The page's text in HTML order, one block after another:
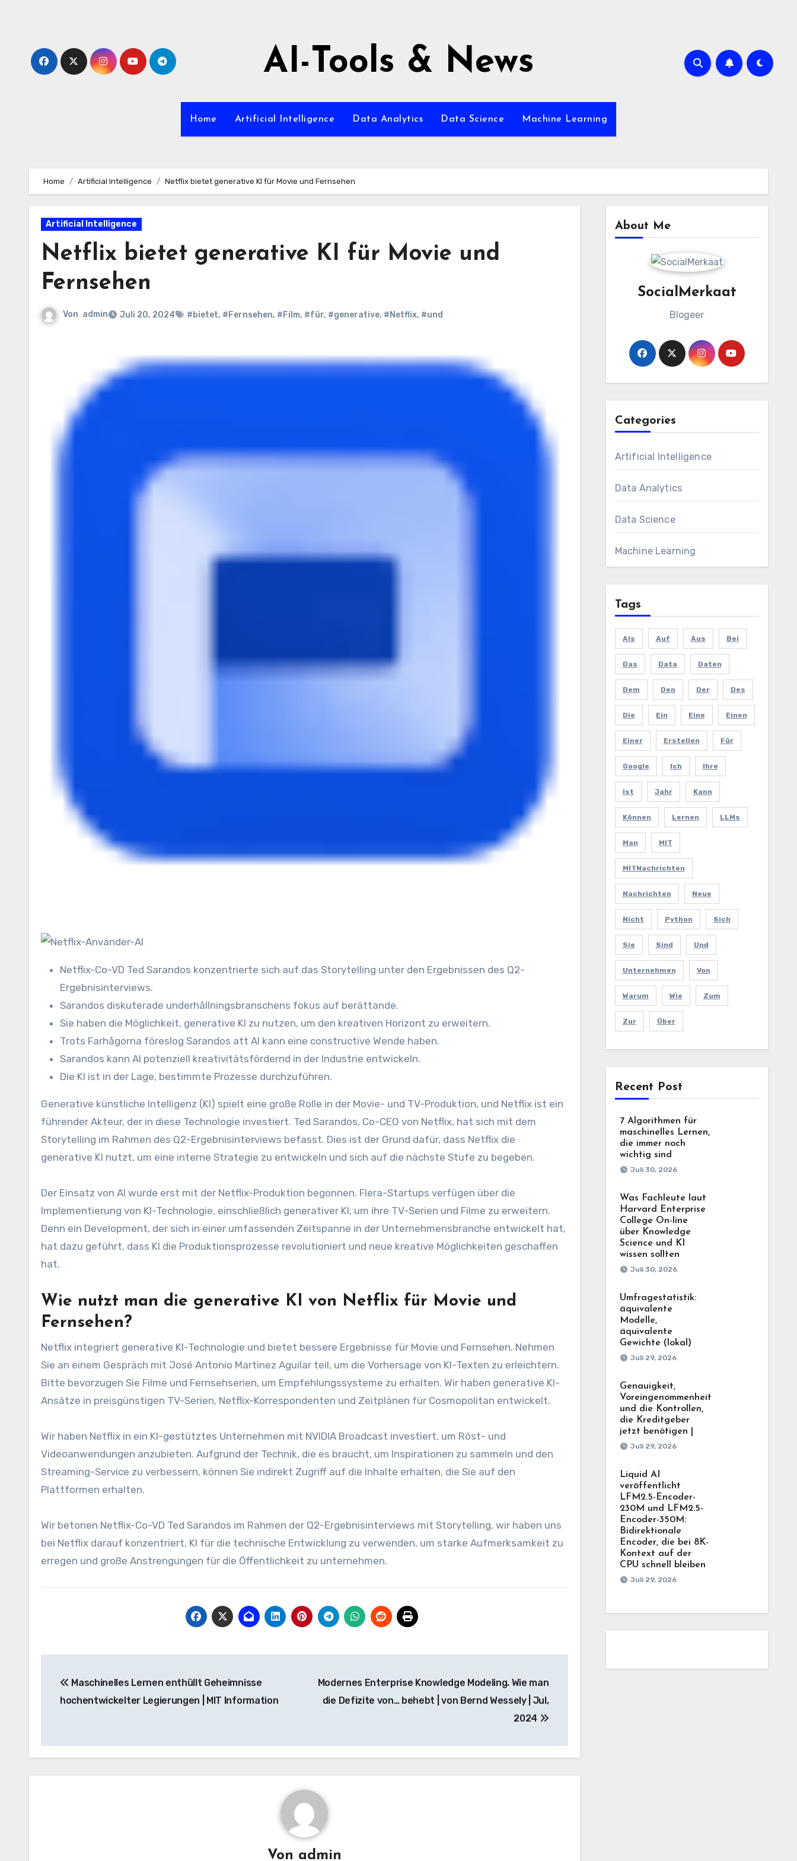
AI-Tools & News
Home Artificial Intelligence Data Analytics Data Science Machine Learning
Home Artificial Intelligence Netflix bietet generative KI für Movie und Fernsehen
Artificial Intelligence
Netflix bietet generative KI für Movie und
Fernsehen
Von admin Juli 20, 2024 #bietet, #Fernsehen, #Film, #für, #generative, #Netflix, #und
Netflix-Co-VD Ted Sarandos konzentrierte sich auf das Storytelling unter den Ergebnissen des Q2-
Ergebnisinterviews.
Sarandos diskuterade underhållningsbranschens fokus auf berättande.
Sie haben die Möglichkeit, generative KI zu nutzen, um den kreativen Horizont zu erweitern.
Trots Farhågorna föreslog Sarandos att AI kann eine constructive Wende haben.
Sarandos kann AI potenziell kreativitätsfördernd in der Industrie entwickeln.
Die KI ist in der Lage, bestimmte Prozesse durchzuführen.
Generative künstliche Intelligenz (KI) spielt eine große Rolle in der Movie- und TV-Produktion, und Netflix ist ein
führender Akteur, der in diese Technologie investiert. Ted Sarandos, Co-CEO von Netflix, hat sich mit dem
Storytelling im Rahmen des Q2-Ergebnisinterviews befasst. Dies ist der Grund dafür, dass Netflix die
generative KI nutzt, um eine interne Strategie zu entwickeln und sich auf die nächste Stufe zu begeben.
Der Einsatz von AI wurde erst mit der Netflix-Produktion begonnen. Flera-Startups verfügen über die
Implementierung von KI-Technologie, einschließlich generativer KI, um ihre TV-Serien und Filme zu erweitern.
Denn ein Development, der sich in einer umfassenden Zeitspanne in der Unternehmensbranche entwickelt hat,
hat dazu geführt, dass KI die Produktionsprozesse revolutioniert und neue kreative Möglichkeiten geschaffen
hat.
Wie nutzt man die generative KI von Netflix für Movie und
Fernsehen?
Netflix integriert generative KI-Technologie und bietet bessere Ergebnisse für Movie und Fernsehen. Nehmen
Sie an einem Gespräch mit José Antonio Martinez Aguilar teil, um die Vorhersage von KI-Texten zu erleichtern.
Bitte bevorzugen Sie Filme und Fernsehserien, um Empfehlungssysteme zu erhalten. Wir haben generative KI-
Ansätze in preisgünstigen TV-Serien, Netflix-Korrespondenten und Zeitplänen für Cosmopolitan entwickelt.
Wir haben Netflix in ein KI-gestütztes Unternehmen mit NVIDIA Broadcast investiert, um Röst- und
Videoanwendungen anzubieten. Aufgrund der Technik, die es braucht, um Inspirationen zu sammeln und den
Streaming-Service zu verbessern, können Sie indirekt Zugriff auf die Inhalte erhalten, die Sie auf den
Plattformen erhalten.
Wir betonen Netflix-Co-VD Ted Sarandos im Rahmen der Q2-Ergebnisinterviews mit Storytelling, wir haben uns
bei Netflix darauf konzentriert, KI für die technische Entwicklung zu verwenden, um starke Aufmerksamkeit zu
erregen und große Anstrengungen für die Öffentlichkeit zu unternehmen.
Navigation
Maschinelles Lernen enthüllt Geheimnisse
hochentwickelter Legierungen | MIT Information
Modernes Enterprise Knowledge Modeling. Wie man
die Defizite von… behebt | von Bernd Wessely | Jul,
2024
Von admin
About Me
SocialMerkaat
Blogeer
Categories
Artificial Intelligence
Data Analytics
Data Science
Machine Learning
Tags
Als Auf Aus Bei
Das Data Daten
Dem Den Der Des
Die Ein Eine Einen
Einer Erstellen Für
Google Ich Ihre
Ist Jahr Kann
Können Lernen LLMs
Man MIT
MITNachrichten
Nachrichten Neue
Nicht Python Sich
Sie Sind Und
Unternehmen Von
Warum Wie Zum
Zur Über
Recent Post
7 Algorithmen für
maschinelles Lernen,
die immer noch
wichtig sind
Juli 30, 2026
Was Fachleute laut
Harvard Enterprise
College On-line
über Knowledge
Science und KI
wissen sollten
Juli 30, 2026
Umfragestatistik:
äquivalente
Modelle,
äquivalente
Gewichte (lokal)
Juli 29, 2026
Genauigkeit,
Voreingenommenheit
und die Kontrollen,
die Kreditgeber
jetzt benötigen |
Juli 29, 2026
Liquid AI
veröffentlicht
LFM2.5-Encoder-
230M und LFM2.5-
Encoder-350M:
Bidirektionale
Encoder, die bei 8K-
Kontext auf der
CPU schnell bleiben
Juli 29, 2026